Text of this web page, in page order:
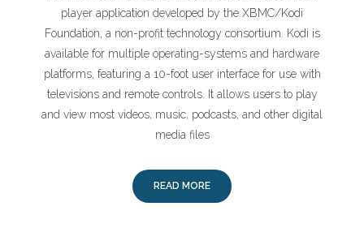
player application developed by the XBMC/Kodi
Foundation, a non-profit technology consortium. Kodi is
available for multiple operating-systems and hardware
platforms, featuring a 10-foot user interface for use with
televisions and remote controls. It allows users to play
and view most videos, music, podcasts, and other digital
media files
READ MORE